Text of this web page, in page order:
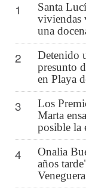
1
Santa
viviendas
una
2
Detenido
presunto
en Playa
3
Los
Marta
posible la
4
Onalia
años
Veneguera